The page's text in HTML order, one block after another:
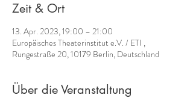
Zeit & Ort
13. Apr. 2023, 19:00 – 21:00
Europäisches Theaterinstitut e.V. / ETI ,
Rungestraße 20, 10179 Berlin, Deutschland
Über die Veranstaltung